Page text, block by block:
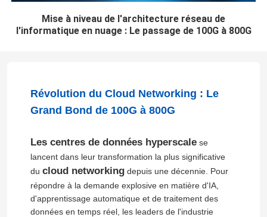
Mise à niveau de l'architecture réseau de
l'informatique en nuage : Le passage de 100G à 800G
Révolution du Cloud Networking : Le
Grand Bond de 100G à 800G
Les centres de données hyperscalese
lancent dans leur transformation la plus significative
du cloud networkingdepuis une décennie. Pour
répondre à la demande explosive en matière d'IA,
d'apprentissage automatique et de traitement des
données en temps réel, les leaders de l'industrie